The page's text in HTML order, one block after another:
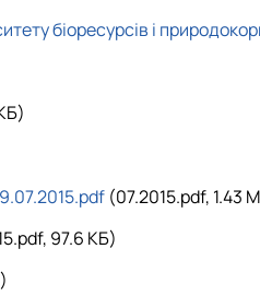
біоресурсів і
(07.2015.pdf, 1.43
97.6 КБ)